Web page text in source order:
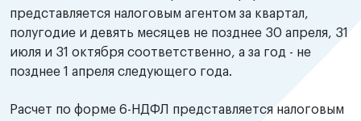
представляется налоговым агентом за квартал,
полугодие и девять месяцев не позднее 30 апреля, 31
июля и 31 октября соответственно, а за год - не
позднее 1 апреля следующего года.
Расчет по форме 6-НДФЛ представляется налоговым